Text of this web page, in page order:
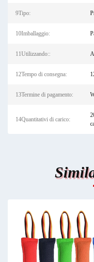
9Tipo:
10Imballaggio:
11Utilizzando::
12Tempo di consegna:
13Termine di pagamento:
14Quantitativi di carico: